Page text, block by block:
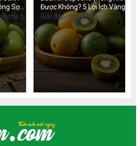
Sợ
bao
trong
quyết
lo tăng
dinh
Được Không? 5 Lợi Ích Vàng
Cho Mẹ
Giải đáp chi tiết: Bầu ăn
sapoche được không? Khám
phá 5 lợi ích vàng, liều lượng
an toàn và cách chọn hồng
xiêm chuẩn VietGAP tốt cho
mẹ và thai nhi.